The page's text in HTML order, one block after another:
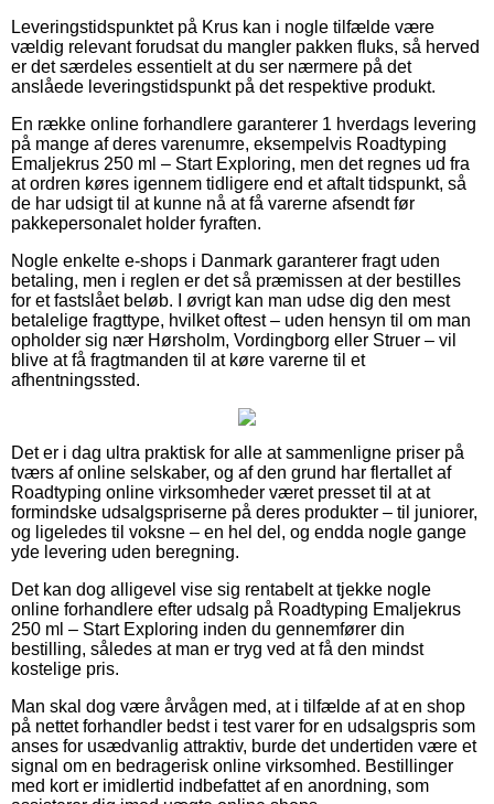
Leveringstidspunktet på Krus kan i nogle tilfælde være
vældig relevant forudsat du mangler pakken fluks, så herved
er det særdeles essentielt at du ser nærmere på det
anslåede leveringstidspunkt på det respektive produkt.
En række online forhandlere garanterer 1 hverdags levering
på mange af deres varenumre, eksempelvis Roadtyping
Emaljekrus 250 ml – Start Exploring, men det regnes ud fra
at ordren køres igennem tidligere end et aftalt tidspunkt, så
de har udsigt til at kunne nå at få varerne afsendt før
pakkepersonalet holder fyraften.
Nogle enkelte e-shops i Danmark garanterer fragt uden
betaling, men i reglen er det så præmissen at der bestilles
for et fastslået beløb. I øvrigt kan man udse dig den mest
betalelige fragttype, hvilket oftest – uden hensyn til om man
opholder sig nær Hørsholm, Vordingborg eller Struer – vil
blive at få fragtmanden til at køre varerne til et
afhentningssted.
Det er i dag ultra praktisk for alle at sammenligne priser på
tværs af online selskaber, og af den grund har flertallet af
Roadtyping online virksomheder været presset til at at
formindske udsalgspriserne på deres produkter – til juniorer,
og ligeledes til voksne – en hel del, og endda nogle gange
yde levering uden beregning.
Det kan dog alligevel vise sig rentabelt at tjekke nogle
online forhandlere efter udsalg på Roadtyping Emaljekrus
250 ml – Start Exploring inden du gennemfører din
bestilling, således at man er tryg ved at få den mindst
kostelige pris.
Man skal dog være årvågen med, at i tilfælde af at en shop
på nettet forhandler bedst i test varer for en udsalgspris som
anses for usædvanlig attraktiv, burde det undertiden være et
signal om en bedragerisk online virksomhed. Bestillinger
med kort er imidlertid indbefattet af en anordning, som